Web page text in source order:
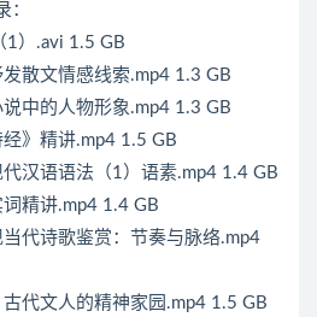
：
1）.avi 1.5 GB
散文情感线索.mp4 1.3 GB
中的人物形象.mp4 1.3 GB
》精讲.mp4 1.5 GB
汉语语法（1）语素.mp4 1.4 GB
精讲.mp4 1.4 GB
代诗歌鉴赏：节奏与脉络.mp4
代文人的精神家园.mp4 1.5 GB